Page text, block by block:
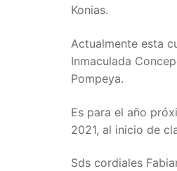
Konias.
Actualmente esta
Inmaculada
Pompeya.
Es para el año
2021, al inicio de
Sds cordiales